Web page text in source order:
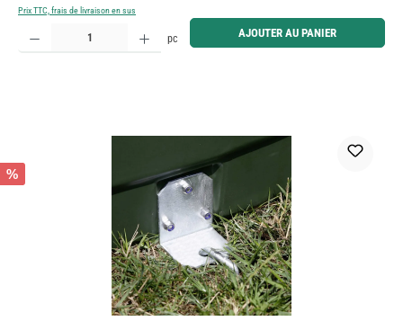
Prix TTC, frais de livraison en sus
Quantité de produit : Entrez la quantité souhaitée ou utilisez les boutons pour augmenter ou
pc AJOUTER AU PANIER
%